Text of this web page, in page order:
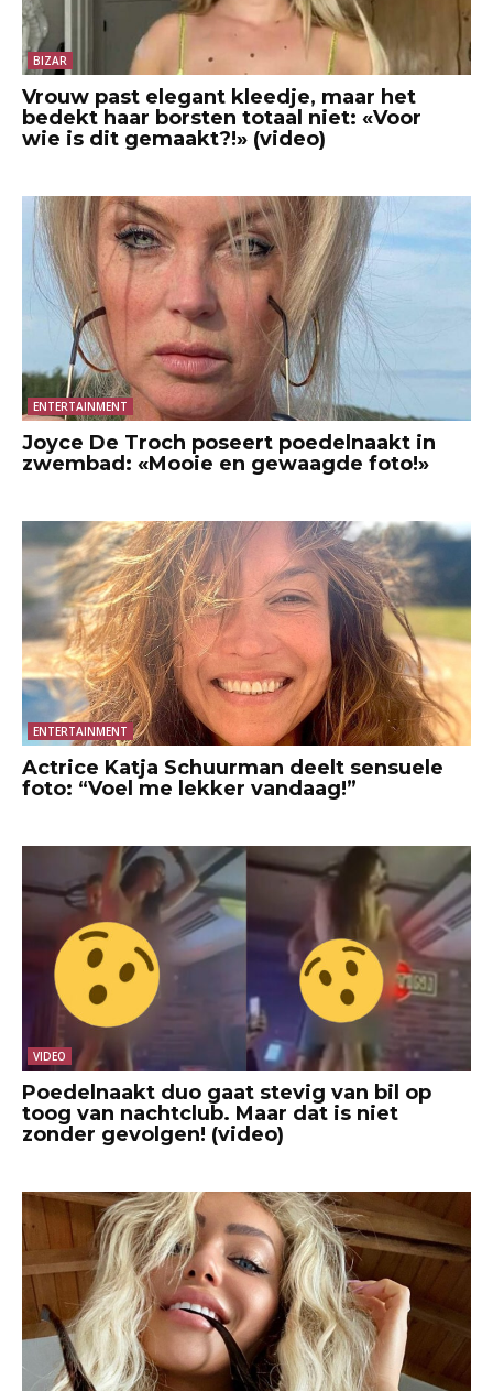
BIZAR
Vrouw past elegant kleedje, maar het
bedekt haar borsten totaal niet: «Voor
wie is dit gemaakt?!» (video)
ENTERTAINMENT
Joyce De Troch poseert poedelnaakt in
zwembad: «Mooie en gewaagde foto!»
ENTERTAINMENT
Actrice Katja Schuurman deelt sensuele
foto: “Voel me lekker vandaag!”
VIDEO
Poedelnaakt duo gaat stevig van bil op
toog van nachtclub. Maar dat is niet
zonder gevolgen! (video)